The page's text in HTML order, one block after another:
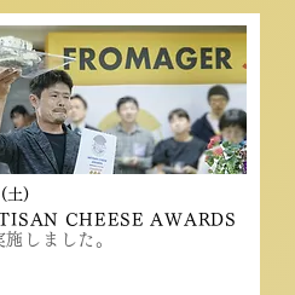
(土)
CHEESE AWARDS
施しました。